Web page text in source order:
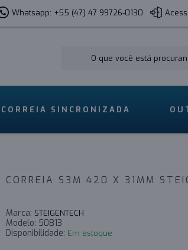
Whatsapp: +55 (47) 47 99726-0130
CORREIA SINCRONIZADA
CORREIA S3M 420 X 31MM
Marca: STEIGENTECH
Modelo: 50813
Disponibilidade: Em estoque